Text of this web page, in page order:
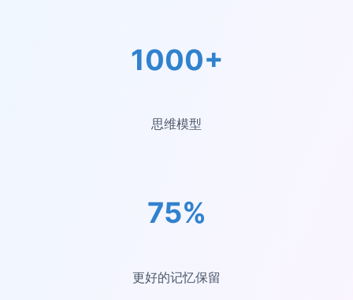
1000+
思维模型
75%
更好的记忆保留